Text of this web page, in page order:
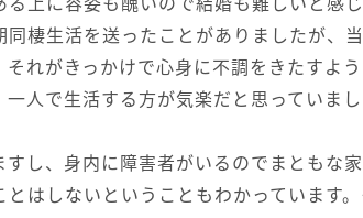
棲生活を送ったことがありましたが、
れがきっかけで心身に不調をきたすよう
人で生活する方が気楽だと思っていまし
し、身内に障害者がいるのでまともな
はしないということもわかっています